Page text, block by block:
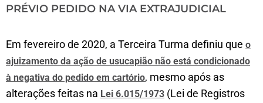
PRÉVIO PEDIDO NA VIA EXTRAJUDICIAL
Em fevereiro de 2020, a Terceira Turma definiu que o
ajuizamento da ação de usucapião não está condicionado
à negativa do pedido em cartório, mesmo após as
alterações feitas na Lei 6.015/1973 (Lei de Registros